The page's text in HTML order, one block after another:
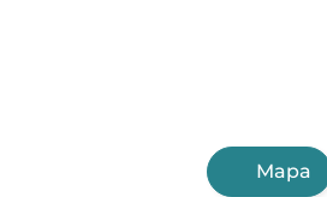
Mapa